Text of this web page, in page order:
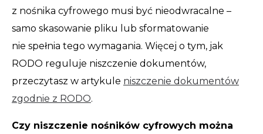
z nośnika cyfrowego musi być nieodwracalne –
samo skasowanie pliku lub sformatowanie
nie spełnia tego wymagania. Więcej o tym, jak
RODO reguluje niszczenie dokumentów,
przeczytasz w artykule niszczenie dokumentów
zgodnie z RODO.
Czy niszczenie nośników cyfrowych można